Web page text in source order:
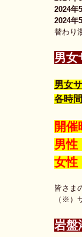
2024年
2024年
替わり
男女
男女
各時
開催
男
女
皆さま
（※）
岩盤